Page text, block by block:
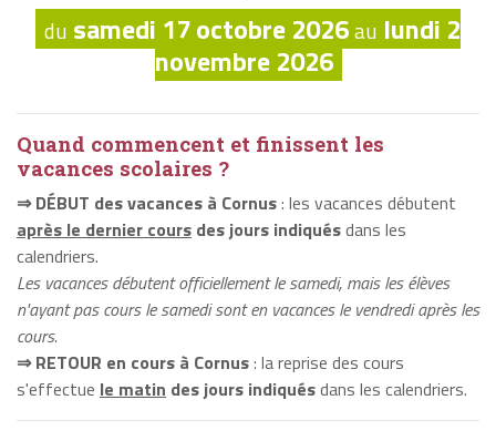
du samedi 17 octobre 2026au lundi 2
novembre 2026
Quand commencent et finissent les
vacances scolaires ?
⇒ DÉBUT des vacances à Cornus: les vacances débutent
après le dernier cours des jours indiquésdans les
calendriers.
Les vacances débutent officiellement le samedi, mais les élèves
n'ayant pas cours le samedi sont en vacances le vendredi après les
cours.
⇒ RETOUR en cours à Cornus: la reprise des cours
s'effectue le matin des jours indiquésdans les calendriers.